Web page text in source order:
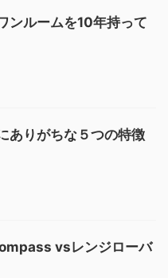
ンルームを10年持って
ありがちな５つの特徴
vsレンジローバ